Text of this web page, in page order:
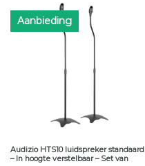
Aanbieding
Audizio HTS10 luidspreker standaard
– In hoogte verstelbaar – Set van